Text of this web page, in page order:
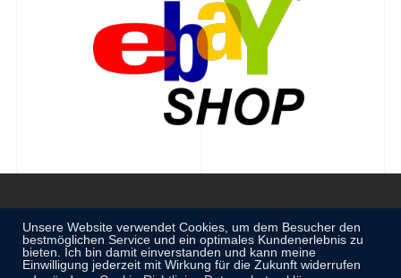
Unsere Website verwendet Cookies, um dem Besucher den
bestmöglichen Service und ein optimales Kundenerlebnis zu
bieten. Ich bin damit einverstanden und kann meine
Einwilligung jederzeit mit Wirkung für die Zukunft widerrufen
Impressum Datenschutzerklärung AGB´s Sitemap